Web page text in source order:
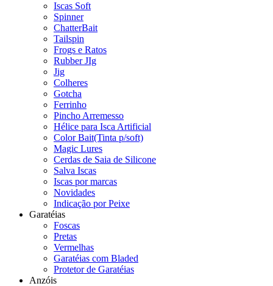
Iscas Soft
Spinner
ChatterBait
Tailspin
Frogs e Ratos
Rubber JIg
Jig
Colheres
Gotcha
Ferrinho
Pincho Arremesso
Hélice para Isca Artificial
Color Bait(Tinta p/soft)
Magic Lures
Cerdas de Saia de Silicone
Salva Iscas
Iscas por marcas
Novidades
Indicação por Peixe
Garatéias
Foscas
Pretas
Vermelhas
Garatéias com Bladed
Protetor de Garatéias
Anzóis